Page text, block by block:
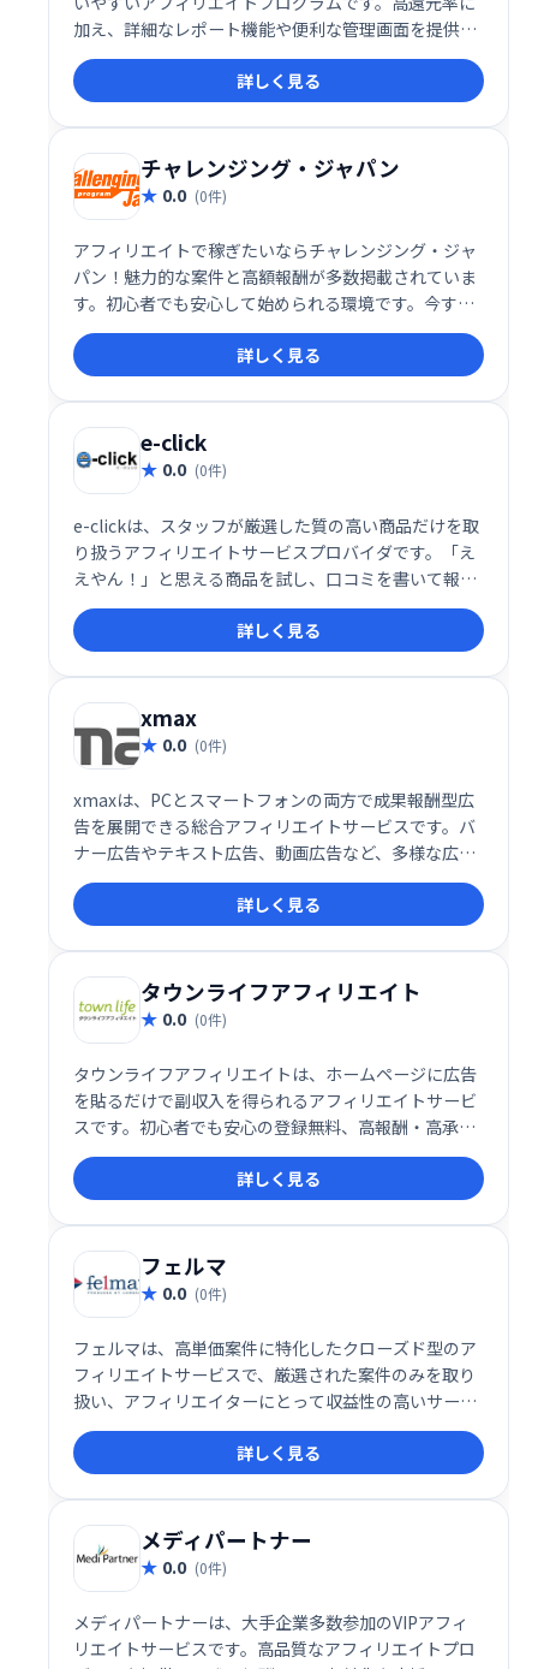
加え、詳細なレポート機能や便利な管理画面を提供す
ることで、効率的な運用をサポートします。安心して
始められる、魅力的なアフィリエイトサービスです。
詳しく見る
チャレンジング・ジャパン
0.0 (0件)
アフィリエイトで稼ぎたいならチャレンジング・ジャ
パン！魅力的な案件と高額報酬が多数掲載されていま
す。初心者でも安心して始められる環境です。今すぐ
登録して、広告収入で理想の生活を手に入れましょ
う！
詳しく見る
e-click
0.0 (0件)
e-clickは、スタッフが厳選した質の高い商品だけを取
り扱うアフィリエイトサービスプロバイダです。「え
えやん！」と思える商品を試し、口コミを書いて報酬
を得られる、新しいアフィリエイト体験を提供しま
す。
詳しく見る
xmax
0.0 (0件)
xmaxは、PCとスマートフォンの両方で成果報酬型広
告を展開できる総合アフィリエイトサービスです。バ
ナー広告やテキスト広告、動画広告など、多様な広告
掲載手段を提供し、効率的な集客と収益化をサポート
します。初心者から経験者まで手軽に始められる使い
やすさが特徴で、アフィリエイトマーケティングの成
功を目指す方に最適です。
詳しく見る
タウンライフアフィリエイト
0.0 (0件)
タウンライフアフィリエイトは、ホームページに広告
を貼るだけで副収入を得られるアフィリエイトサービ
スです。初心者でも安心の登録無料、高報酬・高承認
率案件が多数あり、振込手数料も無料です。会員ラン
クに応じて報酬もアップ！手軽に副収入を得たい方に
おすすめです。
詳しく見る
フェルマ
0.0 (0件)
フェルマは、高単価案件に特化したクローズド型のア
フィリエイトサービスで、厳選された案件のみを取り
扱い、アフィリエイターにとって収益性の高いサービ
スを提供します。経験豊富なアフィリエイターから初
心者まで幅広いユーザーにとって、安定した収益を目
指せる仕組みを提供しています。
詳しく見る
メディパートナー
0.0 (0件)
メディパートナーは、大手企業多数参加のVIPアフィ
リエイトサービスです。高品質なアフィリエイトプロ